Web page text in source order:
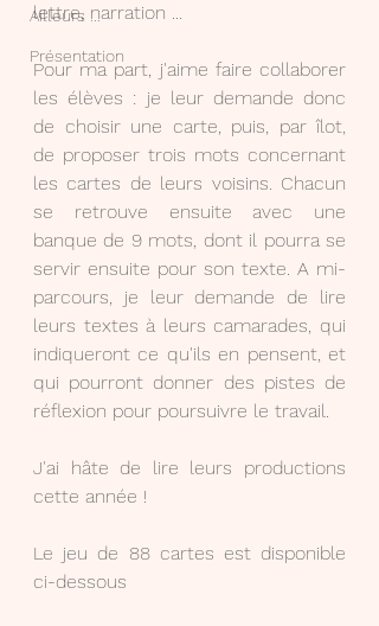
Ailleurs ...
Présentation
lettre, narration ...
Pour ma part, j'aime faire collaborer
les élèves : je leur demande donc
de choisir une carte, puis, par îlot,
de proposer trois mots concernant
les cartes de leurs voisins. Chacun
se retrouve ensuite avec une
banque de 9 mots, dont il pourra se
servir ensuite pour son texte. A mi-
parcours, je leur demande de lire
leurs textes à leurs camarades, qui
indiqueront ce qu'ils en pensent, et
qui pourront donner des pistes de
réflexion pour poursuivre le travail.
J'ai hâte de lire leurs productions
cette année !
Le jeu de 88 cartes est disponible
ci-dessous